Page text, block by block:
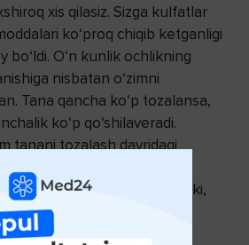
xis qilasiz. Sizga kulfatlar
ko‘proq chiqib ketganligi
bo‘ldi. O‘n kunlik ochlikning
nisbatan o‘zimni
Tana qancha ko‘p tozalansa,
ko‘p qo‘shilaveradi.
tanani tozalash davridagi
bardoshli bo‘lib, tishni
qiling. Chunki siz bilasizki,
bilan o‘zingizni kuchliroq
ayblamang, u o‘z